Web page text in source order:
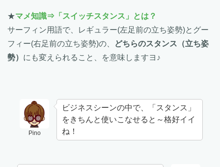
★マメ知識⇒「スイッチスタンス」とは？
サーフィン用語で、レギュラー(左足前の立ち姿勢)とグー
フィー(右足前の立ち姿勢)の、
どちらのスタンス（立ち姿
勢） にも変えられること、を意味しますヨ♪
Pino
ビジネスシーンの中で、「スタンス」
をきちんと使いこなせると～格好イイ
ね！